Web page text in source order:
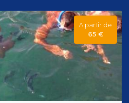
A partir de
65 €